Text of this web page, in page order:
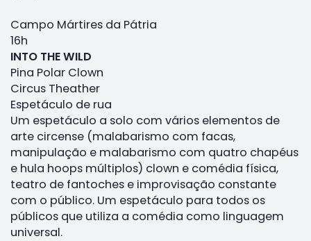
Campo Mártires da Pátria
16h
INTO THE WILD
Pina Polar Clown
Circus Theather
Espetáculo de rua
Um espetáculo a solo com vários elementos de
arte circense (malabarismo com facas,
manipulação e malabarismo com quatro chapéus
e hula hoops múltiplos) clown e comédia física,
teatro de fantoches e improvisação constante
com o público. Um espetáculo para todos os
públicos que utiliza a comédia como linguagem
universal.